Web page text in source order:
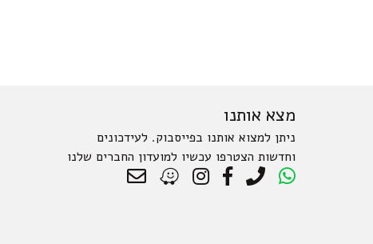
מצא אותנו
ניתן למצוא אותנו בפייסבוק. לעידכונים
וחדשות הצטרפו עכשיו למועדון החברים שלנו